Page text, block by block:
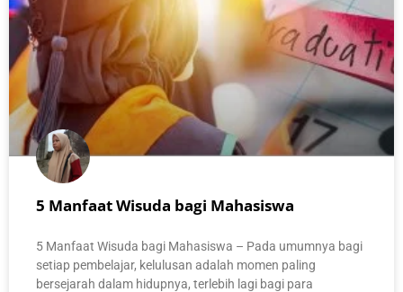
5 Manfaat Wisuda bagi Mahasiswa
5 Manfaat Wisuda bagi Mahasiswa – Pada umumnya bagi
setiap pembelajar, kelulusan adalah momen paling
bersejarah dalam hidupnya, terlebih lagi bagi para